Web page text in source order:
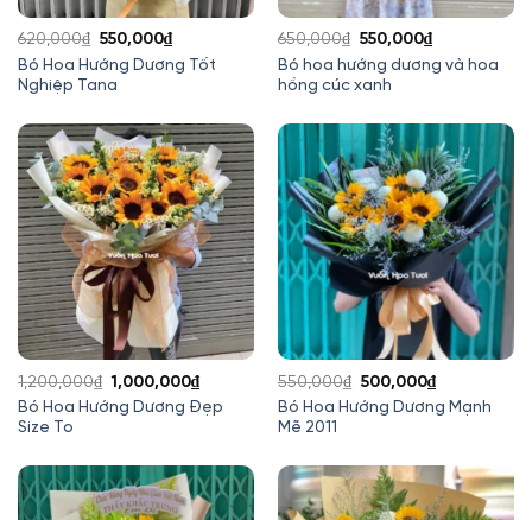
Bó Hoa Hướng Dương Tốt
Nghiệp Tana
620,000₫ Giá
gốc
là:
550,000₫Giá
hiện
550,000₫.
Bó hoa hướng dương và hoa
hồng cúc xanh
650,000₫ Giá
gốc
là:
550,000₫Giá
hiện
Bó Hoa Hướng Dương Đẹp
Size To
1,200,000₫ Giá
gốc
1,000,000₫Giá
hiện
1,000,000₫.
Bó Hoa Hướng Dương Mạnh
Mẽ 2011
550,000₫ Giá
gốc
500,000₫Giá
hiện
500,000₫.